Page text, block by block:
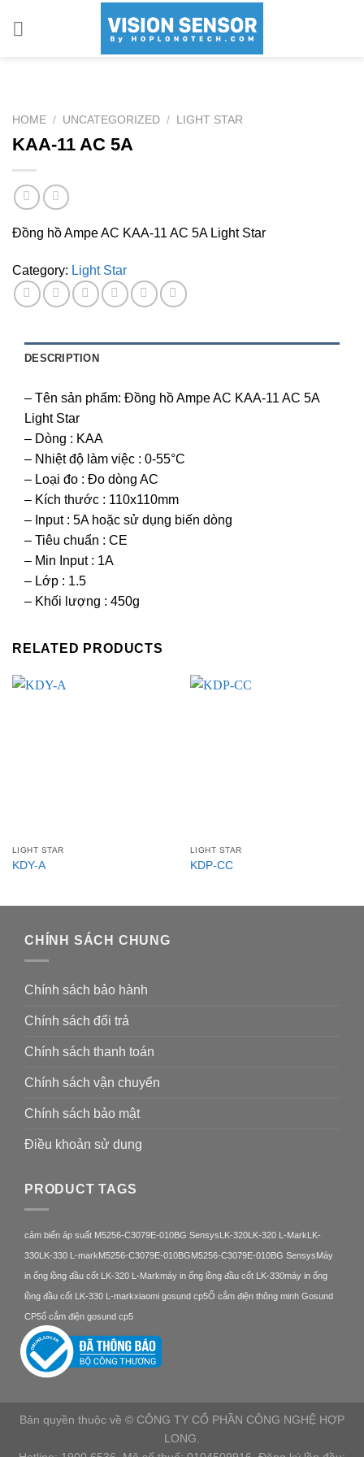
HOME / UNCATEGORIZED / LIGHT STAR
KAA-11 AC 5A
Đồng hồ Ampe AC KAA-11 AC 5A Light Star
Category: Light Star
DESCRIPTION
– Tên sản phẩm: Đồng hồ Ampe AC KAA-11 AC 5A
Light Star
– Dòng : KAA
– Nhiệt độ làm việc : 0-55°C
– Loại đo : Đo dòng AC
– Kích thước : 110x110mm
– Input : 5A hoặc sử dụng biến dòng
– Tiêu chuẩn : CE
– Min Input : 1A
– Lớp : 1.5
– Khối lượng : 450g
RELATED PRODUCTS
LIGHT STAR
KDY-A
LIGHT STAR
KDP-CC
CHÍNH SÁCH CHUNG
Chính sách bảo hành
Chính sách đổi trả
Chính sách thanh toán
Chính sách vận chuyển
Chính sách bảo mật
Điều khoản sử dung
PRODUCT TAGS
cảm biến áp suất M5256-C3079E-010BG SensysLK-320LK-320 L-MarkLK-
330LK-330 L-markM5256-C3079E-010BGM5256-C3079E-010BG SensysMáy
in ống lồng đầu cốt LK-320 L-Markmáy in ống lồng đầu cốt LK-330máy in ống
lồng đầu cốt LK-330 L-markxiaomi gosund cp5Ổ cắm điện thông minh Gosund
CP5ổ cắm điện gosund cp5
Bản quyền thuộc về © CÔNG TY CỔ PHẦN CÔNG NGHỆ HỢP
LONG.